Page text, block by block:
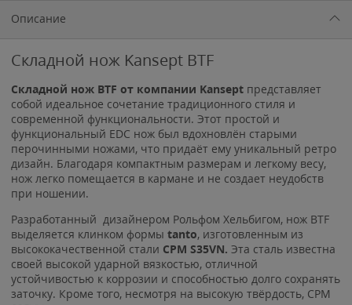
Описание
Складной нож Kansept BTF
Складной нож BTF от компании Kansept представляет
собой идеальное сочетание традиционного стиля и
современной функциональности. Этот простой и
функциональный EDC нож был вдохновлён старыми
перочинными ножами, что придаёт ему уникальный ретро
дизайн. Благодаря компактным размерам и легкому весу,
нож легко помещается в кармане и не создает неудобств
при ношении.
Разработанный дизайнером Рольфом Хельбигом, нож BTF
выделяется клинком формы tanto, изготовленным из
высококачественной стали CPM S35VN. Эта сталь известна
своей высокой ударной вязкостью, отличной
устойчивостью к коррозии и способностью долго сохранять
заточку. Кроме того, несмотря на высокую твёрдость, CPM